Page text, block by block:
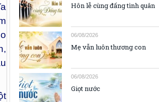
Hôn lễ cùng đấng tình quân
06/08/2026
Mẹ vẫn luôn thương con
06/08/2026
Giọt nước